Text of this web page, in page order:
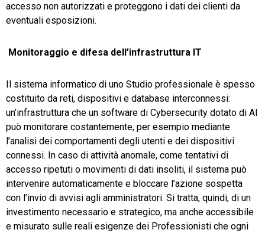
accesso non autorizzati e proteggono i dati dei clienti da
eventuali esposizioni.
Monitoraggio e difesa dell’infrastruttura IT
Il sistema informatico di uno Studio professionale è spesso
costituito da reti, dispositivi e database interconnessi:
un’infrastruttura che un software di Cybersecurity dotato di AI
può monitorare costantemente, per esempio mediante
l’analisi dei comportamenti degli utenti e dei dispositivi
connessi. In caso di attività anomale, come tentativi di
accesso ripetuti o movimenti di dati insoliti, il sistema può
intervenire automaticamente e bloccare l’azione sospetta
con l’invio di avvisi agli amministratori. Si tratta, quindi, di un
investimento necessario e strategico, ma anche accessibile
e misurato sulle reali esigenze dei Professionisti che ogni